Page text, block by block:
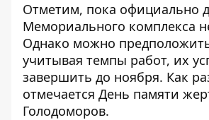
Отметим, пока официально
Мемориального комплекса
Однако можно
учитывая темпы работ, их
завершить до ноября. Как
отмечается День памяти
Голодоморов.